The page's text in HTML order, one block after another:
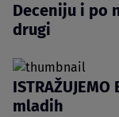
Deceniju i po
drugi
mladih